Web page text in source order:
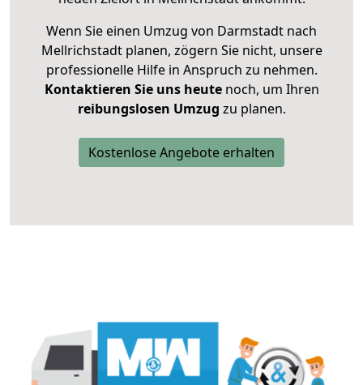
Wenn Sie einen Umzug von Darmstadt nach
Mellrichstadt planen, zögern Sie nicht, unsere
professionelle Hilfe in Anspruch zu nehmen.
Kontaktieren Sie uns heutenoch, um Ihren
reibungslosen Umzug zu planen.
Kostenlose Angebote erhalten